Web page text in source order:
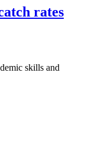
rates
skills and